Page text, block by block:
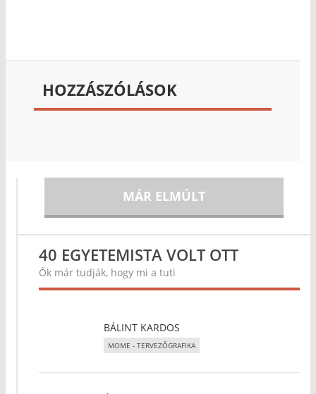
HOZZÁSZÓLÁSOK
MÁR ELMÚLT
40 EGYETEMISTA VOLT OTT
Ők már tudják, hogy mi a tuti
BÁLINT KARDOS
MOME - TERVEZŐGRAFIKA